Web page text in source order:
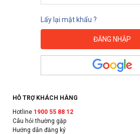
Lấy lại mật khẩu ?
HỖ TRỢ KHÁCH HÀNG
Hotline 1900 55 88 12
Câu hỏi thường gặp
Hướng dẫn đăng ký